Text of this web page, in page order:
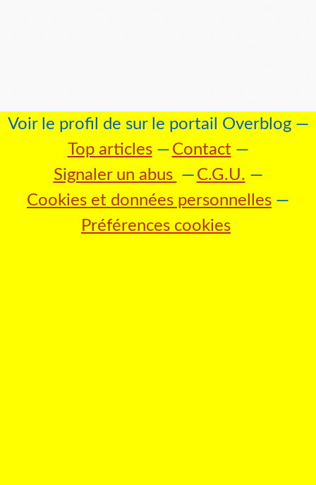
Voir le profil de sur le portail Overblog
Top articles
Contact
Signaler un abus
C.G.U.
Cookies et données personnelles
Préférences cookies